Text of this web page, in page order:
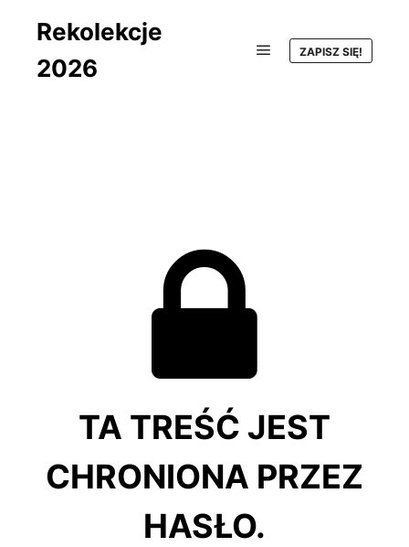
Rekolekcje
2026
ZAPISZ SIĘ!
TA TREŚĆ JEST
CHRONIONA PRZEZ
HASŁO.